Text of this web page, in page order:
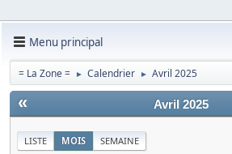
Menu principal
= La Zone = ► Calendrier ► Avril 2025
« Avril 2025
LISTE MOIS SEMAINE